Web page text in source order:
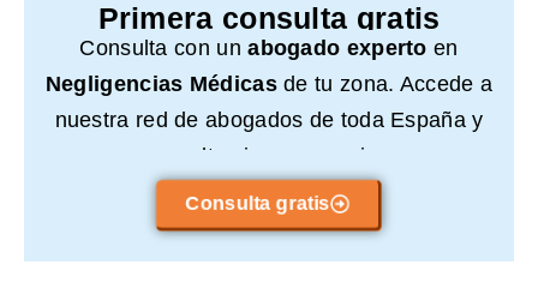
Primera consulta gratis
Consulta con unabogado experto en
Negligencias Médicasde tu zona. Accede a
nuestra red de abogados de toda España y
consulta sin compromiso.
Consulta gratis